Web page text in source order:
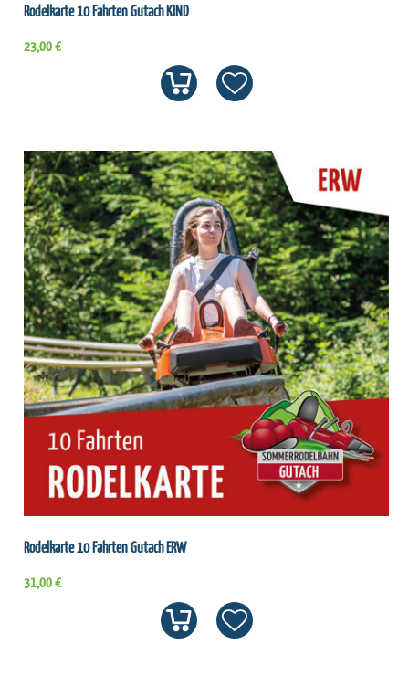
Rodelkarte 10 Fahrten Gutach KIND
23,00 €
Rodelkarte 10 Fahrten Gutach ERW
31,00 €